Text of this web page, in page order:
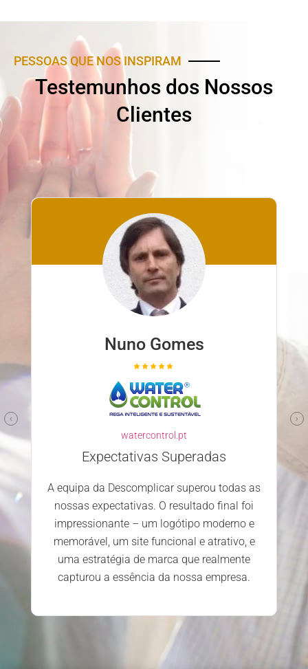
PESSOAS QUE NOS INSPIRAM
Testemunhos dos Nossos
Clientes
Nuno Gomes
watercontrol.pt
Expectativas Superadas
A equipa da Descomplicar superou todas as
nossas expectativas. O resultado final foi
impressionante – um logótipo moderno e
memorável, um site funcional e atrativo, e
uma estratégia de marca que realmente
capturou a essência da nossa empresa.